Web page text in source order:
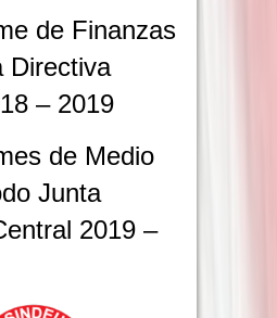
de Finanzas
Directiva
– 2019
de Medio
Junta
2019 –